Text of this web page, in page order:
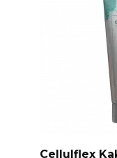
Cellulflex